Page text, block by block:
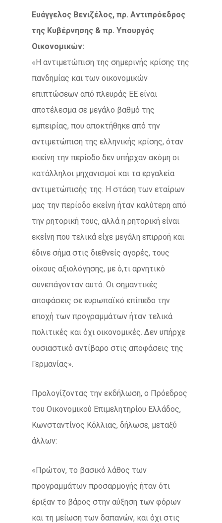
Ευάγγελος Βενιζέλος, πρ. Αντιπρόεδρος
της Κυβέρνησης & πρ. Υπουργός
Οικονομικών:
«Η αντιμετώπιση της σημερινής κρίσης της
πανδημίας και των οικονομικών
επιπτώσεων από πλευράς ΕΕ είναι
αποτέλεσμα σε μεγάλο βαθμό της
εμπειρίας, που αποκτήθηκε από την
αντιμετώπιση της ελληνικής κρίσης, όταν
εκείνη την περίοδο δεν υπήρχαν ακόμη οι
κατάλληλοι μηχανισμοί και τα εργαλεία
αντιμετώπισής της. Η στάση των εταίρων
μας την περίοδο εκείνη ήταν καλύτερη από
την ρητορική τους, αλλά η ρητορική είναι
εκείνη που τελικά είχε μεγάλη επιρροή και
έδινε σήμα στις διεθνείς αγορές, τους
οίκους αξιολόγησης, με ό,τι αρνητικό
συνεπάγονταν αυτό. Οι σημαντικές
αποφάσεις σε ευρωπαϊκό επίπεδο την
εποχή των προγραμμάτων ήταν τελικά
πολιτικές και όχι οικονομικές. Δεν υπήρχε
ουσιαστικό αντίβαρο στις αποφάσεις της
Γερμανίας».
Προλογίζοντας την εκδήλωση, ο Πρόεδρος
του Οικονομικού Επιμελητηρίου Ελλάδος,
Κωνσταντίνος Κόλλιας, δήλωσε, μεταξύ
άλλων:
«Πρώτον, το βασικό λάθος των
προγραμμάτων προσαρμογής ήταν ότι
έριξαν το βάρος στην αύξηση των φόρων
και τη μείωση των δαπανών, και όχι στις